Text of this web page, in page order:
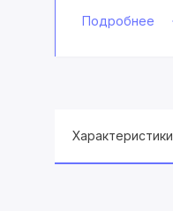
Подробнее
Характеристики